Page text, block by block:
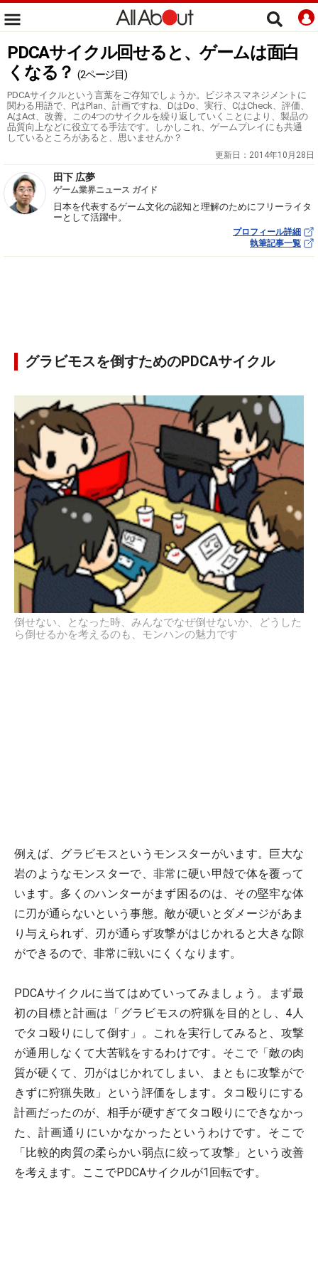
PDCAサイクル回せると、ゲームは面白
くなる？ (2ページ目)
PDCAサイクルという言葉をご存知でしょうか。ビジネスマネジメントに
関わる用語で、PはPlan、計画ですね、DはDo、実行、CはCheck、評価、
AはAct、改善。この4つのサイクルを繰り返していくことにより、製品の
品質向上などに役立てる手法です。しかしこれ、ゲームプレイにも共通
しているところがあると、思いませんか？
更新日： 2014年10月28日
田下 広夢
ゲーム業界ニュース ガイド
日本を代表するゲーム文化の認知と理解のためにフリーライタ
ーとして活躍中。
プロフィール詳細
執筆記事一覧
グラビモスを倒すためのPDCAサイクル
倒せない、となった時、みんなでなぜ倒せないか、どうした
ら倒せるかを考えるのも、モンハンの魅力です
例えば、グラビモスというモンスターがいます。巨大な
岩のようなモンスターで、非常に硬い甲殻で体を覆って
います。多くのハンターがまず困るのは、その堅牢な体
に刃が通らないという事態。敵が硬いとダメージがあま
り与えられず、刃が通らず攻撃がはじかれると大きな隙
ができるので、非常に戦いにくくなります。
PDCAサイクルに当てはめていってみましょう。まず最
初の目標と計画は「グラビモスの狩猟を目的とし、4人
でタコ殴りにして倒す」。これを実行してみると、攻撃
が通用しなくて大苦戦をするわけです。そこで「敵の肉
質が硬くて、刃がはじかれてしまい、まともに攻撃がで
きずに狩猟失敗」という評価をします。タコ殴りにする
計画だったのが、相手が硬すぎてタコ殴りにできなかっ
た、計画通りにいかなかったというわけです。そこで
「比較的肉質の柔らかい弱点に絞って攻撃」という改善
を考えます。ここでPDCAサイクルが1回転です。